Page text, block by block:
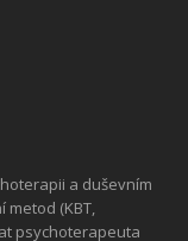
a duševním
(KBT,
psychoterapeuta